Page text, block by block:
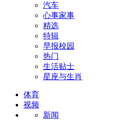
汽车
心事家事
精选
特辑
早报校园
热门
生活贴士
星座与生肖
体育
视频
新闻